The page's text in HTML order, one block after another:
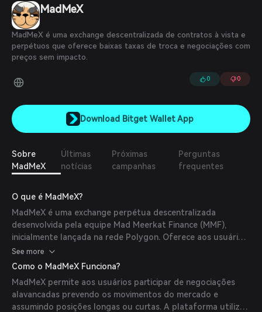
हिन्दी
বাংলা
Español
Português (Brasil)
Español (Argentina)
MadMeX
MadMeX é uma exchange descentralizada de contratos à vista e
perpétuos que oferece baixas taxas de troca e negociações com
preços sem impacto.
0 0
Download Bitget Wallet App
Sobre
MadMeX
Últimas
notícias
Próximas
campanhas
Perguntas
frequentes
O que é MadMeX?
MadMeX é uma exchange perpétua descentralizada
desenvolvida pela equipe Mad Meerkat Finance (MMF),
inicialmente lançada na rede Polygon. Oferece aos usuários
negociação alavancada de até 30x dentro do ecossistema
de finanças descentralizadas (DeFi).
See more
Como o MadMeX Funciona?
MadMeX permite aos usuários participar de negociações
alavancadas prevendo os movimentos do mercado e
assumindo posições longas ou curtas. A plataforma utiliza